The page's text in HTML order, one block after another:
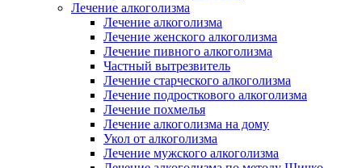
Лечение алкоголизма
Лечение алкоголизма
Лечение женского алкоголизма
Лечение пивного алкоголизма
Частный вытрезвитель
Лечение старческого алкоголизма
Лечение подросткового алкоголизма
Лечение похмелья
Лечение алкоголизма на дому
Укол от алкоголизма
Лечение мужского алкоголизма